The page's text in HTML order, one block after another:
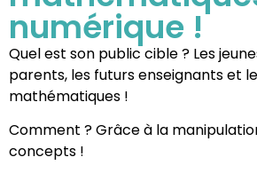
numérique !
Quel est son public cible ? Les
parents, les futurs enseignants et
mathématiques !
Comment ? Grâce à la
concepts !